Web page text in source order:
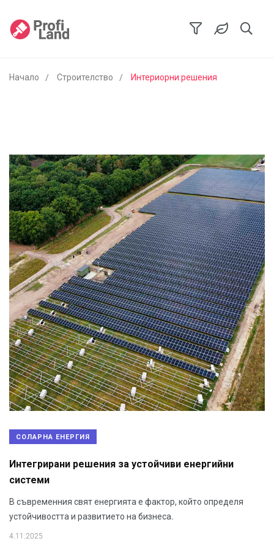
Начало Строителство Интериорни решения
СОЛАРНА ЕНЕРГИЯ
Интегрирани решения за устойчиви енергийни
системи
В съвременния свят енергията е фактор, който определя
устойчивостта и развитието на бизнеса.
4.11.2025